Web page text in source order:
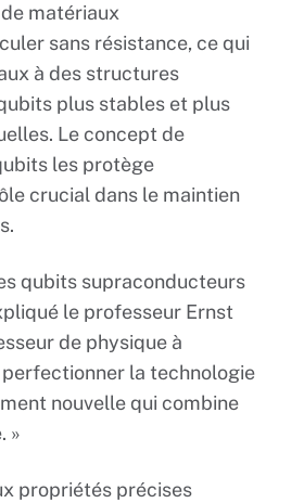
matériaux
sans résistance, ce qui
à des structures
plus stables et plus
Le concept de
les protège
crucial dans le maintien
qubits supraconducteurs
le professeur Ernst
de physique à
perfectionner la technologie
nouvelle qui combine
»
propriétés précises